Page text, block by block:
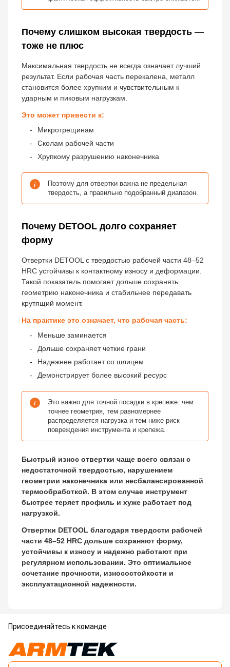
Почему слишком высокая твердость —
тоже не плюс
Максимальная твердость не всегда означает лучший
результат. Если рабочая часть перекалена, металл
становится более хрупким и чувствительным к
ударным и пиковым нагрузкам.
Это может привести к:
Микротрещинам
Сколам рабочей части
Хрупкому разрушению наконечника
i
Поэтому для отвертки важна не предельная
твердость, а правильно подобранный диапазон.
Почему DETOOL долго сохраняет
форму
Отвертки DETOOL с твердостью рабочей части 48–52
HRC устойчивы к контактному износу и деформации.
Такой показатель помогает дольше сохранять
геометрию наконечника и стабильнее передавать
крутящий момент.
На практике это означает, что рабочая часть:
Меньше заминается
Дольше сохраняет четкие грани
Надежнее работает со шлицем
Демонстрирует более высокий ресурс
i
Это важно для точной посадки в крепеже: чем
точнее геометрия, тем равномернее
распределяется нагрузка и тем ниже риск
повреждения инструмента и крепежа.
Быстрый износ отвертки чаще всего связан с
недостаточной твердостью, нарушением
геометрии наконечника или несбалансированной
термообработкой. В этом случае инструмент
быстрее теряет профиль и хуже работает под
нагрузкой.
Отвертки DETOOL благодаря твердости рабочей
части 48–52 HRC дольше сохраняют форму,
устойчивы к износу и надежно работают при
регулярном использовании. Это оптимальное
сочетание прочности, износостойкости и
эксплуатационной надежности.
Присоединяйтесь к команде